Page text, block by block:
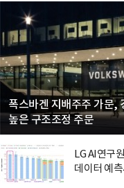
폭스바겐 지배주주 가문,
높은 구조조정 주문
LG AI연구
데이터 예